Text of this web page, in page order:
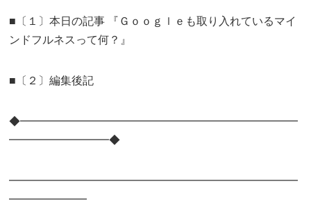
■〔１〕本日の記事 『Ｇｏｏｇｌｅも取り入れているマイ
ンドフルネスって何？』
■〔２〕編集後記
◆━━━━━━━━━━━━━━━━━━━━━━━━━
━━━━━━━━━◆
━━━━━━━━━━━━━━━━━━━━━━━━━━
━━━━━━━